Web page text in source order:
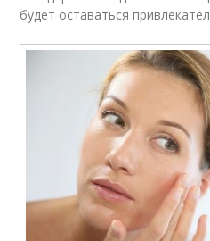
будет оставаться